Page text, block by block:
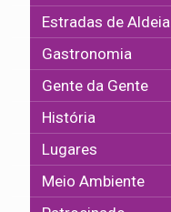
Estradas de Aldeia
Gastronomia
Gente da Gente
História
Lugares
Meio Ambiente